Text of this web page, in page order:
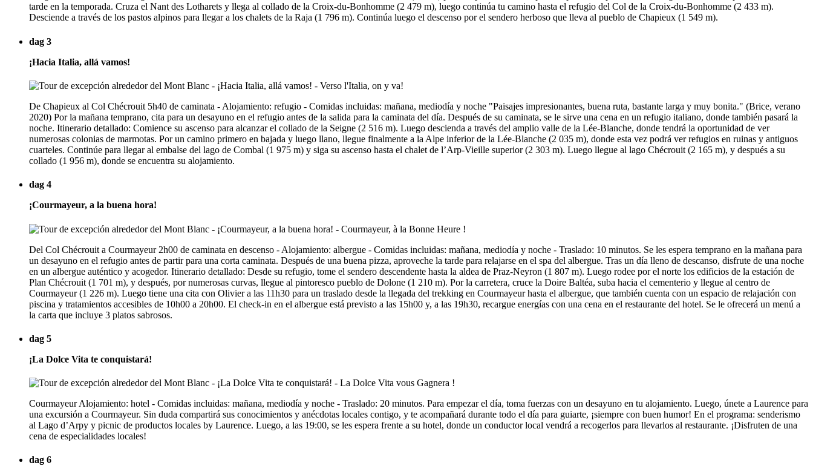
tarde en la temporada. Cruza el Nant des Lotharets y llega al collado de la Croix-du-Bonhomme (2 479 m), luego continúa tu camino hasta el refugio del Col de la Croix-du-Bonhomme (2 433 m).
Desciende a través de los pastos alpinos para llegar a los chalets de la Raja (1 796 m). Continúa luego el descenso por el sendero herboso que lleva al pueblo de Chapieux (1 549 m).
dag 3
¡Hacia Italia, allá vamos!
De Chapieux al Col Chécrouit 5h40 de caminata - Alojamiento: refugio - Comidas incluidas: mañana, mediodía y noche "Paisajes impresionantes, buena ruta, bastante larga y muy bonita." (Brice, verano
2020) Por la mañana temprano, cita para un desayuno en el refugio antes de la salida para la caminata del día. Después de su caminata, se le sirve una cena en un refugio italiano, donde también pasará la
noche. Itinerario detallado: Comience su ascenso para alcanzar el collado de la Seigne (2 516 m). Luego descienda a través del amplio valle de la Lée-Blanche, donde tendrá la oportunidad de ver
numerosas colonias de marmotas. Por un camino primero en bajada y luego llano, llegue finalmente a la Alpe inferior de la Lée-Blanche (2 035 m), donde esta vez podrá ver refugios en ruinas y antiguos
cuarteles. Continúe para llegar al embalse del lago de Combal (1 975 m) y siga su ascenso hasta el chalet de l’Arp-Vieille superior (2 303 m). Luego llegue al lago Chécrouit (2 165 m), y después a su
collado (1 956 m), donde se encuentra su alojamiento.
dag 4
¡Courmayeur, a la buena hora!
Del Col Chécrouit a Courmayeur 2h00 de caminata en descenso - Alojamiento: albergue - Comidas incluidas: mañana, mediodía y noche - Traslado: 10 minutos. Se les espera temprano en la mañana para
un desayuno en el refugio antes de partir para una corta caminata. Después de una buena pizza, aproveche la tarde para relajarse en el spa del albergue. Tras un día lleno de descanso, disfrute de una noche
en un albergue auténtico y acogedor. Itinerario detallado: Desde su refugio, tome el sendero descendente hasta la aldea de Praz-Neyron (1 807 m). Luego rodee por el norte los edificios de la estación de
Plan Chécrouit (1 701 m), y después, por numerosas curvas, llegue al pintoresco pueblo de Dolone (1 210 m). Por la carretera, cruce la Doire Baltéa, suba hacia el cementerio y llegue al centro de
Courmayeur (1 226 m). Luego tiene una cita con Olivier a las 11h30 para un traslado desde la llegada del trekking en Courmayeur hasta el albergue, que también cuenta con un espacio de relajación con
piscina y tratamientos accesibles de 10h00 a 20h00. El check-in en el albergue está previsto a las 15h00 y, a las 19h30, recargue energías con una cena en el restaurante del hotel. Se le ofrecerá un menú a
la carta que incluye 3 platos sabrosos.
dag 5
¡La Dolce Vita te conquistará!
Courmayeur Alojamiento: hotel - Comidas incluidas: mañana, mediodía y noche - Traslado: 20 minutos. Para empezar el día, toma fuerzas con un desayuno en tu alojamiento. Luego, únete a Laurence para
una excursión a Courmayeur. Sin duda compartirá sus conocimientos y anécdotas locales contigo, y te acompañará durante todo el día para guiarte, ¡siempre con buen humor! En el programa: senderismo
al Lago d’Arpy y picnic de productos locales by Laurence. Luego, a las 19:00, se les espera frente a su hotel, donde un conductor local vendrá a recogerlos para llevarlos al restaurante. ¡Disfruten de una
cena de especialidades locales!
dag 6